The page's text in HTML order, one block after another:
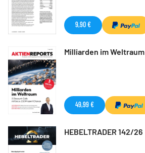
9,90 €
Milliarden im Weltraum
49,99 €
HEBELTRADER 142/26